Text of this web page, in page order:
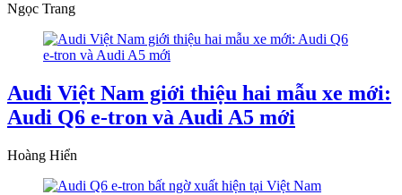
Ngọc Trang
Audi Việt Nam giới thiệu hai mẫu xe mới:
Audi Q6 e-tron và Audi A5 mới
Hoàng Hiển